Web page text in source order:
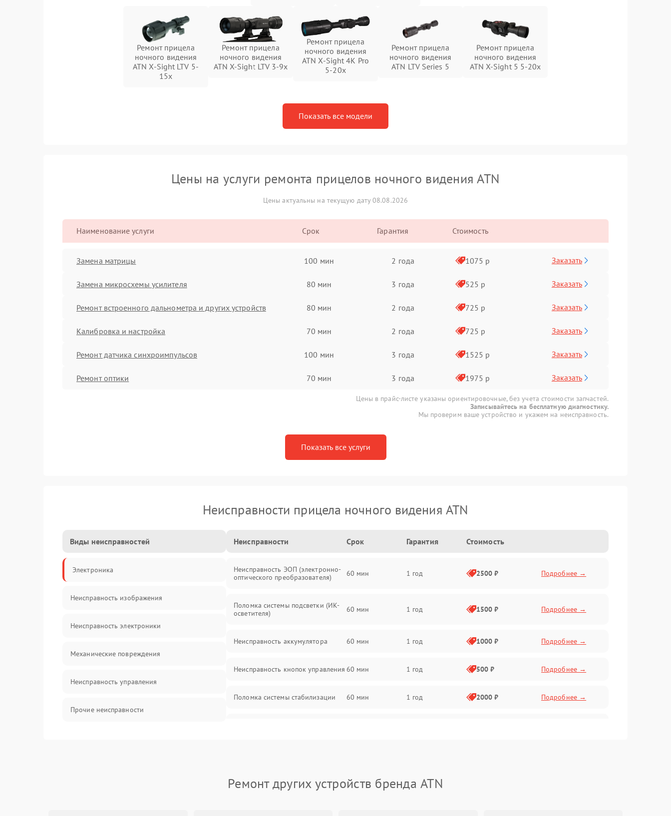
Ремонт прицела
ночного видения
ATN X-Sight LTV 5-
15x
Ремонт прицела
ночного видения
ATN X-Sight LTV 3-9x
Ремонт прицела
ночного видения
ATN X-Sight 4K Pro
5-20x
Ремонт прицела
ночного видения
ATN LTV Series 5
Ремонт прицела
ночного видения
ATN X-Sight 5 5-20x
Показать все модели
Цены на услуги ремонта прицелов ночного видения ATN
Цены актуальны на текущую дату 08.08.2026
Наименование услуги Срок Гарантия Стоимость
Замена матрицы 100 мин 2 года 1075 р Заказать
Замена микросхемы усилителя 80 мин 3 года 525 р Заказать
Ремонт встроенного дальнометра и других устройств 80 мин 2 года 725 р Заказать
Калибровка и настройка 70 мин 2 года 725 р Заказать
Ремонт датчика синхроимпульсов 100 мин 3 года 1525 р Заказать
Ремонт оптики 70 мин 3 года 1975 р Заказать
Цены в прайс-листе указаны ориентировочные, без учета стоимости запчастей.
Записывайтесь на бесплатную диагностику.
Мы проверим ваше устройство и укажем на неисправность.
Показать все услуги
Неисправности прицела ночного видения ATN
Виды неисправностей
Электроника
Неисправность изображения
Неисправность электроники
Механические повреждения
Неисправность управления
Прочие неисправности
Неисправности Срок Гарантия Стоимость
Неисправность ЭОП (электронно-
оптического преобразователя)
60 мин 1 год 2500 ₽ Подробнее →
Поломка системы подсветки (ИК-
осветителя)
60 мин 1 год 1500 ₽ Подробнее →
Неисправность аккумулятора 60 мин 1 год 1000 ₽ Подробнее →
Неисправность кнопок управления 60 мин 1 год 500 ₽ Подробнее →
Поломка системы стабилизации 60 мин 1 год 2000 ₽ Подробнее →
Ремонт других устройств бренда ATN